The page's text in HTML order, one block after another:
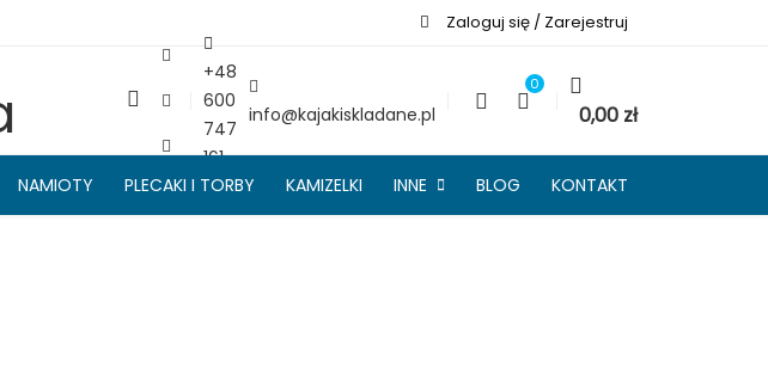
Zaloguj się / Zarejestruj
+48
600
747
161
info@kajakiskladane.pl
0
0,00 zł
NAMIOTY PLECAKI I TORBY KAMIZELKI INNE BLOG KONTAKT